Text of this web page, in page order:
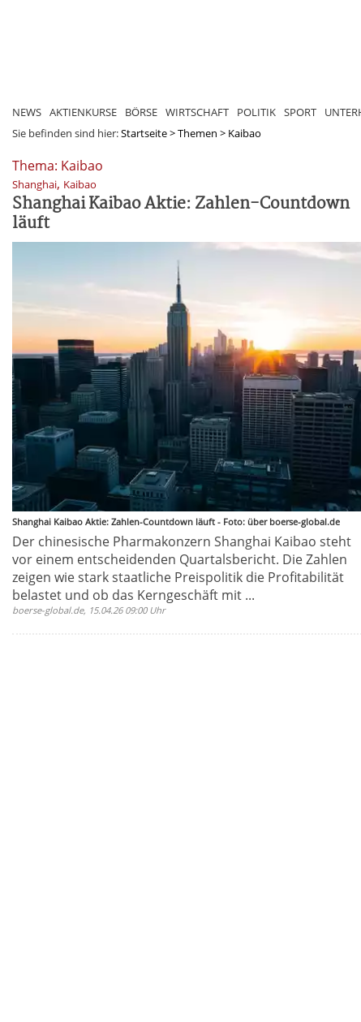
NEWS AKTIENKURSE BÖRSE WIRTSCHAFT POLITIK SPORT
Sie befinden sind hier:Startseite>Themen > Kaibao
Thema: Kaibao
Shanghai, Kaibao
Shanghai Kaibao Aktie: Zahlen-Countdown
läuft
Shanghai Kaibao Aktie: Zahlen-Countdown läuft - Foto: über boerse-global.de
Der chinesische Pharmakonzern Shanghai Kaibao steht
vor einem entscheidenden Quartalsbericht. Die Zahlen
zeigen wie stark staatliche Preispolitik die Profitabilität
belastet und ob das Kerngeschäft mit ...
boerse-global.de, 15.04.26 09:00 Uhr